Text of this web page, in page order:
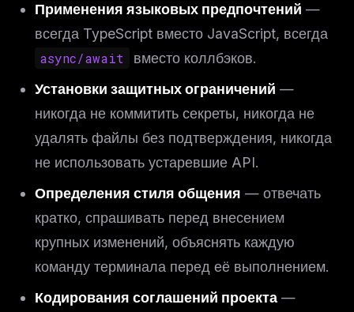
Применения языковых предпочтений —
всегда TypeScript вместо JavaScript, всегда
async/await
вместо коллбэков.
Установки защитных ограничений —
никогда не коммитить секреты, никогда не
удалять файлы без подтверждения, никогда
не использовать устаревшие API.
Определения стиля общения — отвечать
кратко, спрашивать перед внесением
крупных изменений, объяснять каждую
команду терминала перед её выполнением.
Кодирования соглашений проекта —